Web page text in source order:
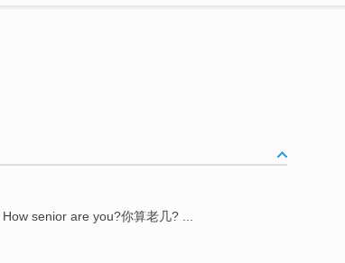
How senior are you?你算老几? ...